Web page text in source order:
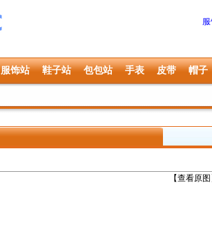
服饰站 鞋子站 包包站 手表 皮带 帽子
【查看原
上一张